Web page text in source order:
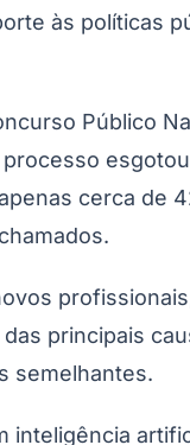
às políticas
Público
cerca de
principais
semelhantes.